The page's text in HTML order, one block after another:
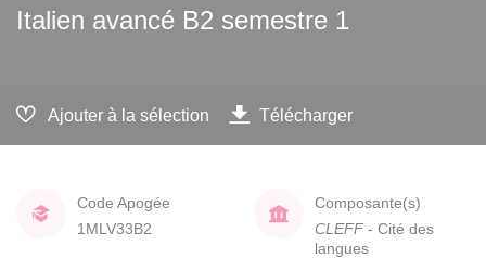
Italien avancé B2 semestre 1
Ajouter à la sélection Télécharger
Code Apogée
1MLV33B2
Composante(s)
CLEFF - Cité des
langues